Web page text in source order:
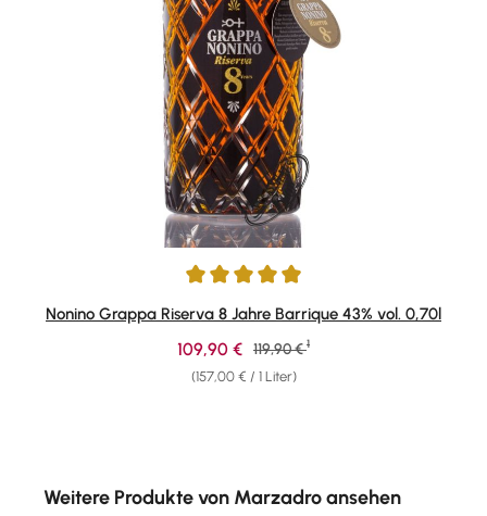
Durchschnittliche Bewertung von 4.92 von 5 Sternen
Nonino Grappa Riserva 8 Jahre Barrique 43% vol. 0,70l
(157,00 € / 1 Liter)
Verkaufspreis:
109,90 € Regulärer Preis:
119,90 € 1
Weitere Produkte von Marzadro ansehen